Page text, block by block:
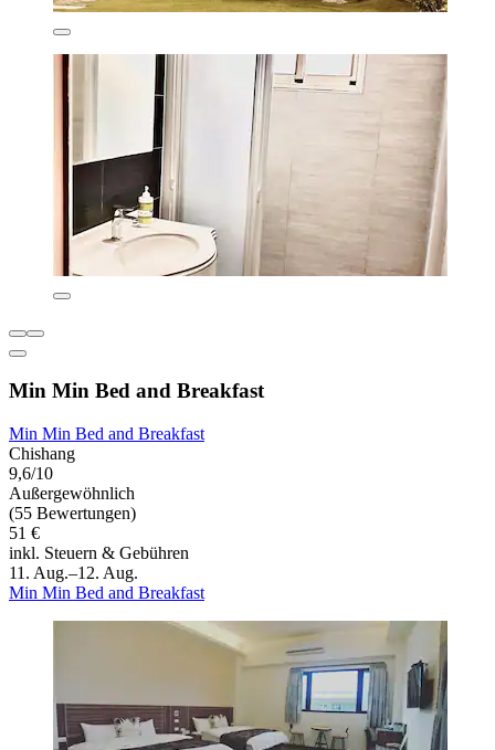
Min Min Bed and Breakfast
Min Min Bed and Breakfast
Chishang
9,6/10
Außergewöhnlich
(55 Bewertungen)
51 €
inkl. Steuern & Gebühren
11. Aug.–12. Aug.
Min Min Bed and Breakfast